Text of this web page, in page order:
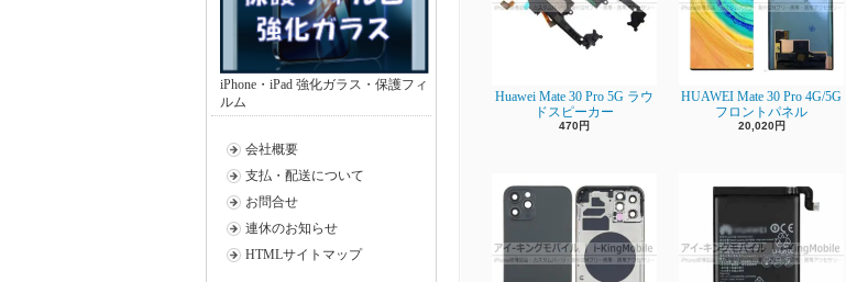
iPhone・iPad 強化ガラス・保護フィ
ルム
会社概要
支払・配送について
お問合せ
連休のお知らせ
HTMLサイトマップ
Huawei Mate 30 Pro 5G ラウ
ドスピーカー
470円
HUAWEI Mate 30 Pro 4G/5G
フロントパネル
20,020円